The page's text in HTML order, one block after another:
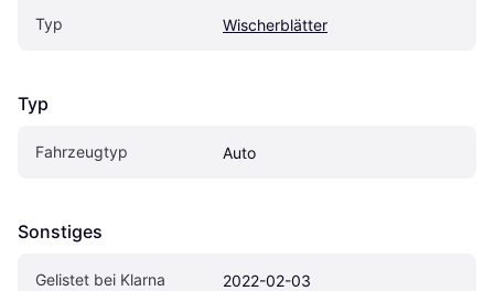
Typ Wischerblätter
Typ
Fahrzeugtyp Auto
Sonstiges
Gelistet bei Klarna 2022-02-03